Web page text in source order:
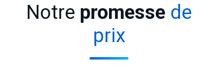
Notre promesse de
prix